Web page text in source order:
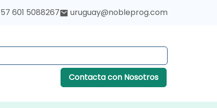
601 5088267 uruguay@nobleprog.com
Contacta con Nosotros